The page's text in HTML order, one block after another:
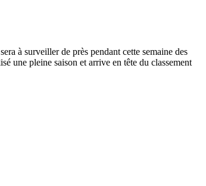
à surveiller de près pendant cette semaine des
une pleine saison et arrive en tête du classement